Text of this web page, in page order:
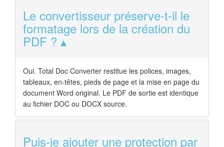
Le convertisseur préserve-t-il le
formatage lors de la création du
PDF ?
Oui. Total Doc Converter restitue les polices, images,
tableaux, en-têtes, pieds de page et la mise en page du
document Word original. Le PDF de sortie est identique
au fichier DOC ou DOCX source.
Puis-je ajouter une protection par